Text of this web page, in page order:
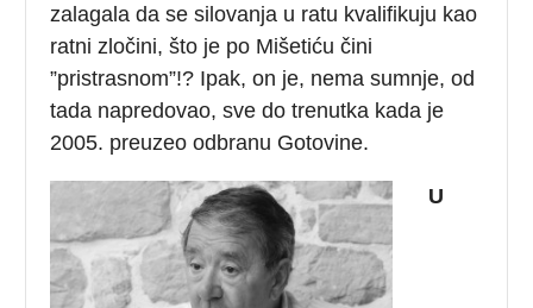
zalagala da se silovanja u ratu kvalifikuju kao
ratni zločini, što je po Mišetiću čini
”pristrasnom”!? Ipak, on je, nema sumnje, od
tada napredovao, sve do trenutka kada je
2005. preuzeo odbranu Gotovine.
U